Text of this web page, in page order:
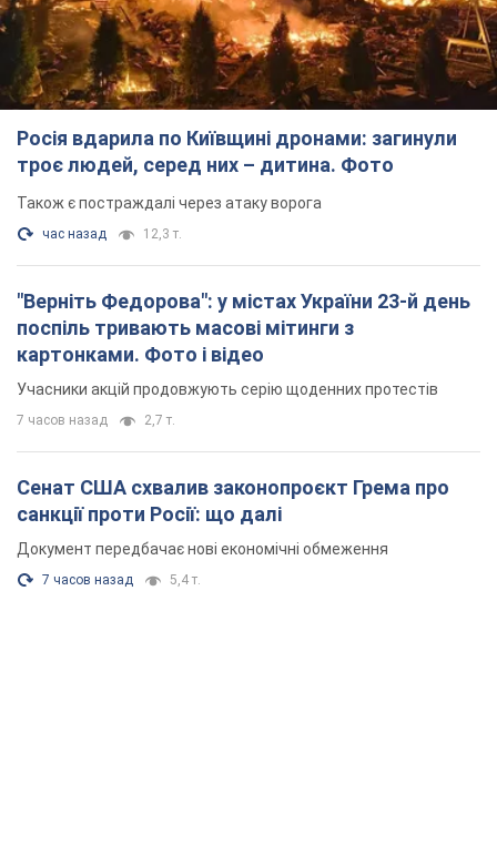
Росія вдарила по Київщині дронами: загинули
троє людей, серед них – дитина. Фото
Також є постраждалі через атаку ворога
час назад 12,3 т.
"Верніть Федорова": у містах України 23-й день
поспіль тривають масові мітинги з
картонками. Фото і відео
Учасники акцій продовжують серію щоденних протестів
7 часов назад 2,7 т.
Сенат США схвалив законопроєкт Грема про
санкції проти Росії: що далі
Документ передбачає нові економічні обмеження
7 часов назад 5,4 т.